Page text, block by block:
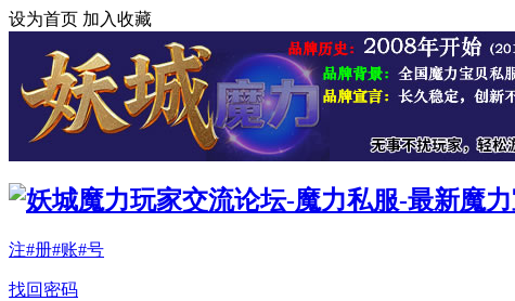
设为首页 加入收藏
注#册#账#号
找回密码